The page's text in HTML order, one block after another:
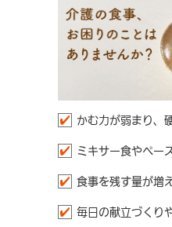
かむ力が弱まり、
ミキサー食やペー
食事を残す量が増
毎日の献立づくり